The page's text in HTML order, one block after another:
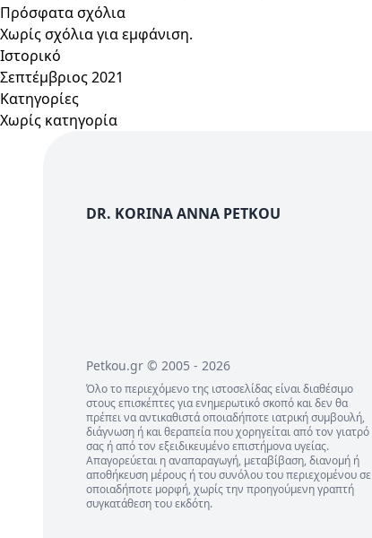
Πρόσφατα σχόλια
Χωρίς σχόλια για εμφάνιση.
Ιστορικό
Σεπτέμβριος 2021
Kατηγορίες
Χωρίς κατηγορία
DR. KORINA ANNA PETKOU
Petkou.gr © 2005 - 2026
Όλο το περιεχόμενο της ιστοσελίδας είναι διαθέσιμο
στους επισκέπτες για ενημερωτικό σκοπό και δεν θα
πρέπει να αντικαθιστά οποιαδήποτε ιατρική συμβουλή,
διάγνωση ή και θεραπεία που χορηγείται από τον γιατρό
σας ή από τον εξειδικευμένο επιστήμονα υγείας.
Απαγορεύεται η αναπαραγωγή, μεταβίβαση, διανομή ή
αποθήκευση μέρους ή του συνόλου του περιεχομένου σε
οποιαδήποτε μορφή, χωρίς την προηγούμενη γραπτή
συγκατάθεση του εκδότη.